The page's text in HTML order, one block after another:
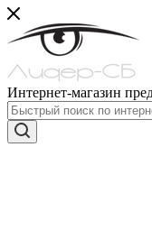
Интернет-магазин